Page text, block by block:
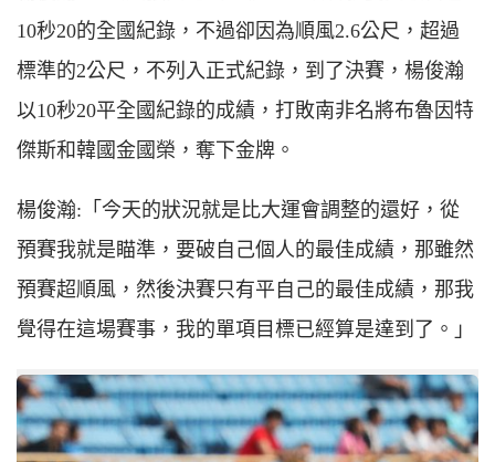
10秒20的全國紀錄，不過卻因為順風2.6公尺，超過
標準的2公尺，不列入正式紀錄，到了決賽，楊俊瀚
以10秒20平全國紀錄的成績，打敗南非名將布魯因特
傑斯和韓國金國榮，奪下金牌。
楊俊瀚:「今天的狀況就是比大運會調整的還好，從
預賽我就是瞄準，要破自己個人的最佳成績，那雖然
預賽超順風，然後決賽只有平自己的最佳成績，那我
覺得在這場賽事，我的單項目標已經算是達到了。」